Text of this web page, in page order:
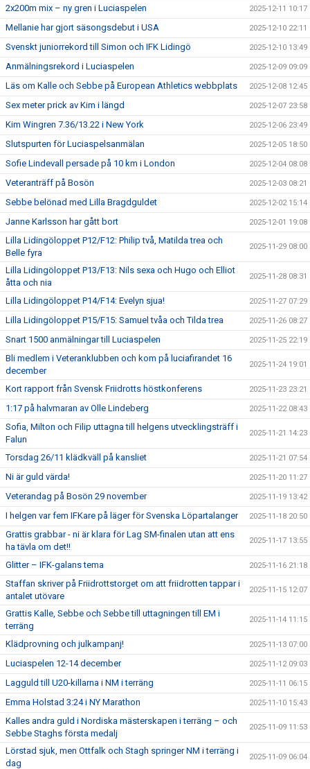
2x200m mix – ny gren i Luciaspelen 2025-12-11 10:17
Mellanie har gjort säsongsdebut i USA 2025-12-10 22:11
Svenskt juniorrekord till Simon och IFK Lidingö 2025-12-10 13:49
Anmälningsrekord i Luciaspelen 2025-12-09 09:09
Läs om Kalle och Sebbe på European Athletics webbplats 2025-12-08 12:45
Sex meter prick av Kim i längd 2025-12-07 23:58
Kim Wingren 7.36/13.22 i New York 2025-12-06 23:49
Slutspurten för Luciaspelsanmälan 2025-12-05 18:50
Sofie Lindevall persade på 10 km i London 2025-12-04 08:08
Veteranträff på Bosön 2025-12-03 08:21
Sebbe belönad med Lilla Bragdguldet 2025-12-02 15:14
Janne Karlsson har gått bort 2025-12-01 19:08
Lilla Lidingöloppet P12/F12: Philip två, Matilda trea och
Belle fyra
2025-11-29 08:00
Lilla Lidingöloppet P13/F13: Nils sexa och Hugo och Elliot
åtta och nia
2025-11-28 08:31
Lilla Lidingöloppet P14/F14: Evelyn sjua! 2025-11-27 07:29
Lilla Lidingöloppet P15/F15: Samuel tvåa och Tilda trea 2025-11-26 08:27
Snart 1500 anmälningar till Luciaspelen 2025-11-25 22:19
Bli medlem i Veteranklubben och kom på luciafirandet 16
december
2025-11-24 19:01
Kort rapport från Svensk Friidrotts höstkonferens 2025-11-23 23:21
1:17 på halvmaran av Olle Lindeberg 2025-11-22 08:43
Sofia, Milton och Filip uttagna till helgens utvecklingsträff i
Falun
2025-11-21 14:23
Torsdag 26/11 klädkväll på kansliet 2025-11-21 07:54
Ni är guld värda! 2025-11-20 11:27
Veterandag på Bosön 29 november 2025-11-19 13:42
I helgen var fem IFKare på läger för Svenska Löpartalanger 2025-11-18 20:50
Grattis grabbar - ni är klara för Lag SM-finalen utan att ens
ha tävla om det!!
2025-11-17 13:55
Glitter – IFK-galans tema 2025-11-16 21:18
Staffan skriver på Friidrottstorget om att friidrotten tappar i
antalet utövare
2025-11-15 12:07
Grattis Kalle, Sebbe och Sebbe till uttagningen till EM i
terräng
2025-11-14 11:15
Klädprovning och julkampanj! 2025-11-13 07:00
Luciaspelen 12-14 december 2025-11-12 09:03
Lagguld till U20-killarna i NM i terräng 2025-11-11 06:15
Emma Holstad 3:24 i NY Marathon 2025-11-10 15:43
Kalles andra guld i Nordiska mästerskapen i terräng – och
Sebbe Staghs första medalj
2025-11-09 11:53
Lörstad sjuk, men Ottfalk och Stagh springer NM i terräng i
dag
2025-11-09 06:04